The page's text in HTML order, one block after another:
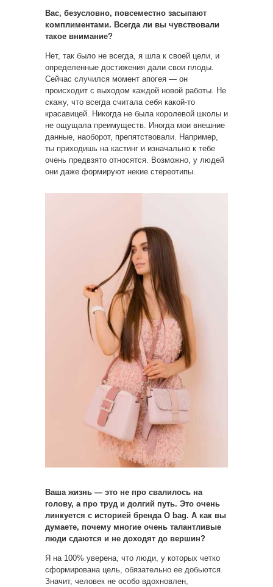
Вас, безусловно, повсеместно засыпают
комплиментами. Всегда ли вы чувствовали
такое внимание?
Нет, так было не всегда, я шла к своей цели, и
определенные достижения дали свои плоды.
Сейчас случился момент апогея — он
происходит с выходом каждой новой работы. Не
скажу, что всегда считала себя какой-то
красавицей. Никогда не была королевой школы и
не ощущала преимуществ. Иногда мои внешние
данные, наоборот, препятствовали. Например,
ты приходишь на кастинг и изначально к тебе
очень предвзято относятся. Возможно, у людей
они даже формируют некие стереотипы.
Ваша жизнь — это не про свалилось на
голову, а про труд и долгий путь. Это очень
линкуется с историей бренда O bag. А как вы
думаете, почему многие очень талантливые
люди сдаются и не доходят до вершин?
Я на 100% уверена, что люди, у которых четко
сформирована цель, обязательно ее добьются.
Значит, человек не особо вдохновлен,